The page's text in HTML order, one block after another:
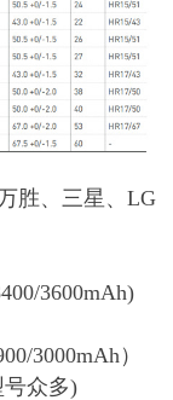
胜、三星、LG
3600mAh)
3000mAh）
众多)